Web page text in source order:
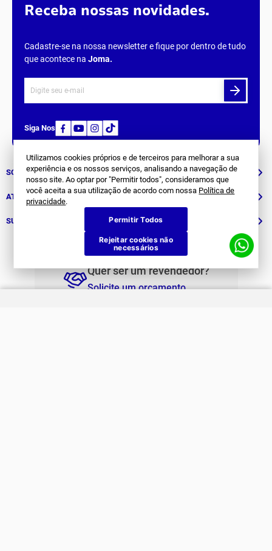
Utilizamos cookies próprios e de terceiros para melhorar a sua
experiência e os nossos serviços, analisando a navegação de
nosso site. Ao optar por "Permitir todos", consideramos que
você aceita a sua utilização de acordo com nossa Política de
privacidade.
Permitir Todos
Rejeitar cookies não
necessários
Receba nossas novidades.
Cadastre-se na nossa newsletter e fique por dentro de tudo
que acontece na Joma.
Siga Nos
SOBRE NÓS
História
Patrocinados
ATENDIMENTO
Whatsapp
contato@jomabr.com.br
SUPORTE
Institucional e PolíticasQuer ser um revendedor?
Solicite um orçamento